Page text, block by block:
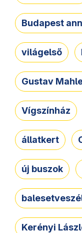
Budapest
világelső
Gustav
Vígszínház
állatkert
új buszok
Kerényi